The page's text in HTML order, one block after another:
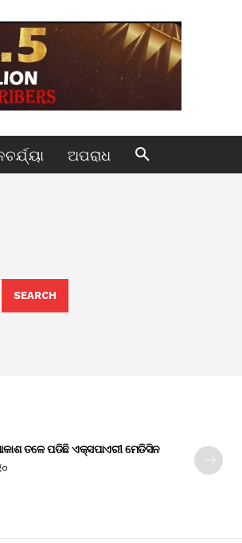
ଅପରାଧ
SEARCH
ତଳେ ପଡିଛି ଏକ୍ସପାଏରୀ ମେଡିସିନ